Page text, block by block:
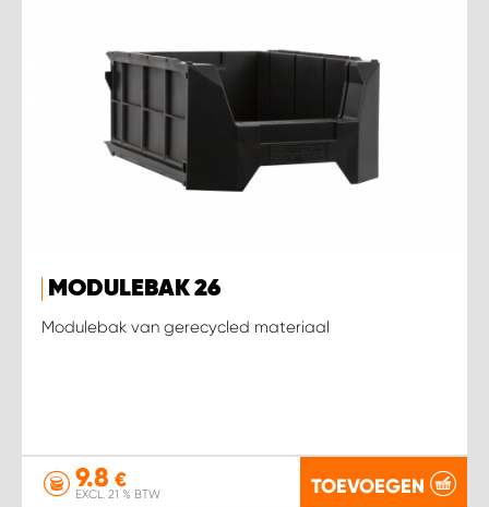
MODULEBAK 26
Modulebak van gerecycled materiaal
9.8 €
EXCL. 21 % BTW TOEVOEGEN